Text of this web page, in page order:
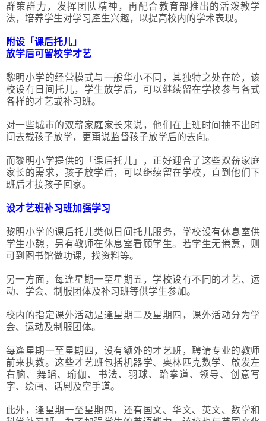
群策群力，发挥团队精神，再配合教育部推出的活泼教学
法，培养学生对学习產生兴趣，以提高校内的学术表现。
附设「课后托儿」
放学后可留校学才艺
黎明小学的经营模式与一般华小不同，其独特之处在於，该
校设有日间托儿，学生放学后，可以继续留在学校参与各式
各样的才艺或补习班。
对一些城市的双薪家庭家长来说，他们在上班时间抽不出时
间去载孩子放学，更甭说监督孩子放学后的去向。
而黎明小学提供的「课后托儿」，正好迎合了这些双薪家庭
家长的需求，孩子放学后，可以继续留在学校，直到他们下
班后才接孩子回家。
设才艺班补习班加强学习
黎明小学的课后托儿类似日间托儿服务，学校设有休息室供
学生小憩，另有教师在休息室看顾学生。若学生无倦意，则
可到图书馆做功课，找资料等。
另一方面，每逢星期一至星期五，学校设有不同的才艺、运
动、学会、制服团体及补习班等供学生参加。
校内的指定课外活动是逢星期二及星期四，课外活动分为学
会、运动及制服团体。
每逢星期一至星期四，设有额外的才艺班，聘请专业的教师
前来执教。这些才艺班包括机器学、奥林匹克数学、啟发左
右脑、舞蹈、瑜伽、书法、羽球、跆拳道、领导、创意写
字、绘画、话剧及空手道。
此外，逢星期一至星期四，还有国文、华文、英文、数学和